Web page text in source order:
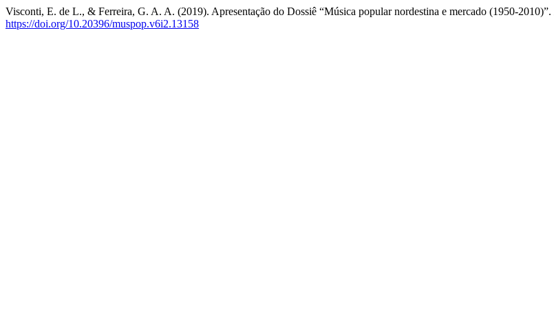
Visconti, E. de L., & Ferreira, G. A. A. (2019). Apresentação do Dossiê “Música popular nordestina e mercado (1950-2010)”.
https://doi.org/10.20396/muspop.v6i2.13158